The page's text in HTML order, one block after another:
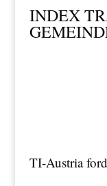
INDEX
TI-Austria